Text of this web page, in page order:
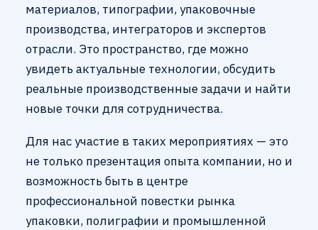
материалов, типографии, упаковочные
производства, интеграторов и экспертов
отрасли. Это пространство, где можно
увидеть актуальные технологии, обсудить
реальные производственные задачи и найти
новые точки для сотрудничества.
Для нас участие в таких мероприятиях — это
не только презентация опыта компании, но и
возможность быть в центре
профессиональной повестки рынка
упаковки, полиграфии и промышленной